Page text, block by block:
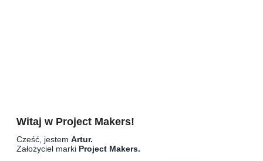
Witaj w Project Makers!
Cześć, jestem Artur.
Założyciel marki Project Makers.